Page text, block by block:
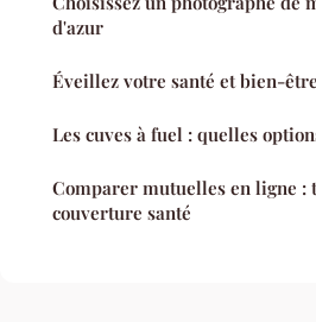
d'azur
Éveillez votre santé et bien-
Les cuves à fuel : quelles
Comparer mutuelles en ligne :
couverture santé